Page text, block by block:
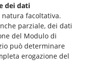
dei dati
facoltativa.
parziale, dei dati
del Modulo di
può determinare
erogazione del